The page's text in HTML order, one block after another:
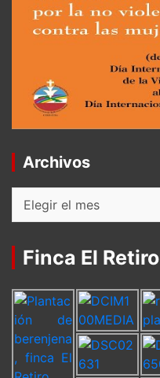
Archivos
Archivos
Finca El Retiro